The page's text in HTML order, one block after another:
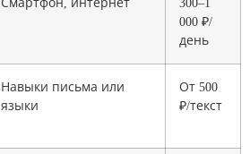
000 ₽/
день
Навыки письма или
языки
От 500
₽/текст